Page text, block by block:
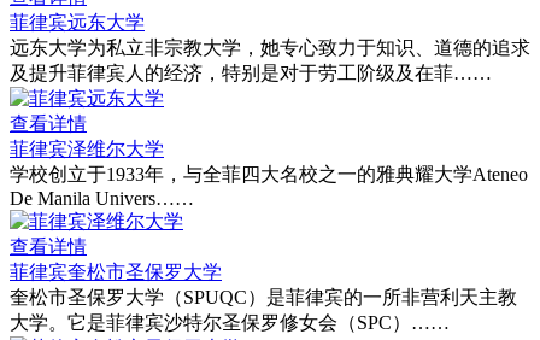
菲律宾远东大学
远东大学为私立非宗教大学，她专心致力于知识、道德的追求
及提升菲律宾人的经济，特别是对于劳工阶级及在菲……
查看详情
菲律宾泽维尔大学
学校创立于1933年，与全菲四大名校之一的雅典耀大学Ateneo
De Manila Univers……
查看详情
菲律宾奎松市圣保罗大学
奎松市圣保罗大学（SPUQC）是菲律宾的一所非营利天主教
大学。它是菲律宾沙特尔圣保罗修女会（SPC）……